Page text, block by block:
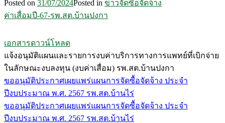
Posted on 31/07/2024Posted in ข่าวจัดซื้อจัดจ้าง
ค่าเสื่อมปี-67-รพ.สต.บ้านปงกา
เอกสารดาวน์โหลด
แจ้งอนุมัติแผนและรายการงบค่าบริการทางการแพทย์ที่เบิกจ่าย
ในลักษณะงบลงทุน (งบค่าเสื่อม) รพ.สต.บ้านปงกา
แนะแนว
เรื่อง
ขออนุมัติประกาศเผยแพร่แผนการจัดซื้อจัดจ้าง ประจำ
ปีงบประมาณ พ.ศ. 2567 รพ.สต.บ้านไร่
ขออนุมัติประกาศเผยแพร่แผนการจัดซื้อจัดจ้าง ประจำ
ปีงบประมาณ พ.ศ. 2567 รพ.สต.บ้านไร่